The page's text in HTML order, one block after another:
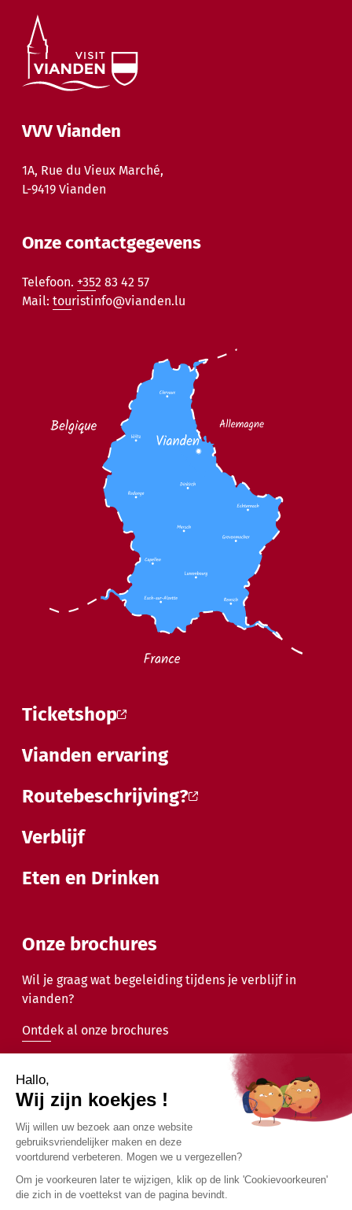
VVV Vianden
1A, Rue du Vieux Marché,
L-9419 Vianden
Onze contactgegevens
Telefoon. +352 83 42 57
Mail: touristinfo@vianden.lu
Ticketshop
Vianden ervaring
Routebeschrijving?
Verblijf
Eten en Drinken
Onze brochures
Wil je graag wat begeleiding tijdens je verblijf in
vianden?
Ontdek al onze brochures
2026 - Gemeente Vianden - Alle rechten voorbehouden
Privacybeleid